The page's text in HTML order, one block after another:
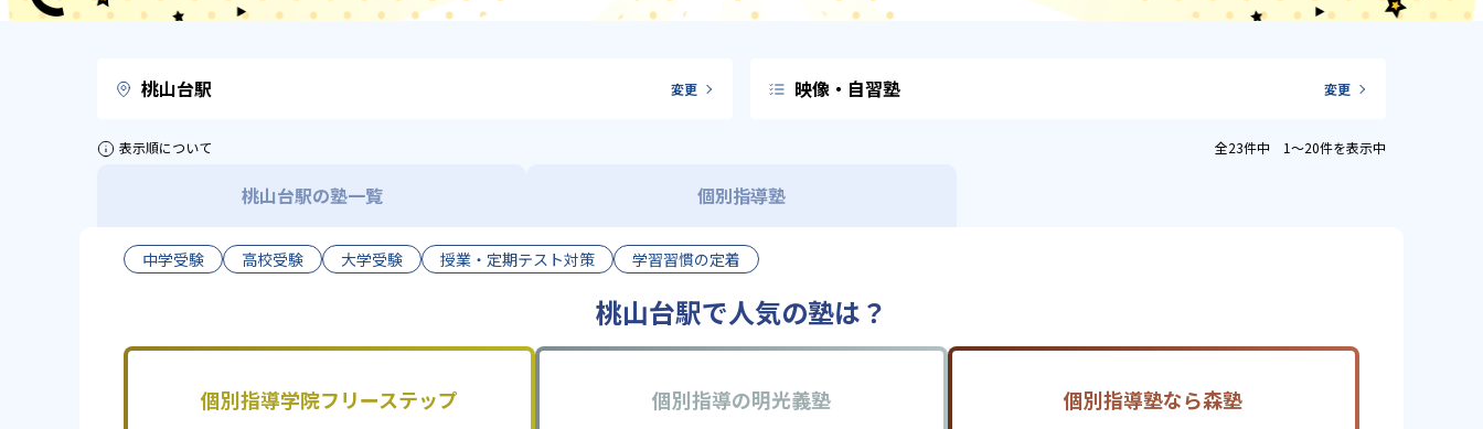
桃山台駅 変更 映像・自習塾 変更
表示順について 全23件中 1〜20件を表示中
桃山台駅の塾一覧 個別指導塾
中学受験 高校受験 大学受験 授業・定期テスト対策 学習習慣の定着
桃山台駅で人気の塾は？
個別指導学院フリーステップ 個別指導の明光義塾 個別指導塾なら森塾